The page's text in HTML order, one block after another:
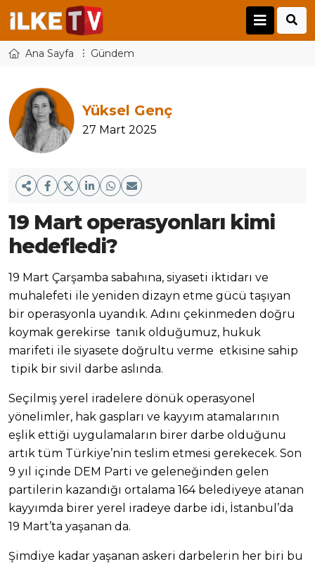
Ana Sayfa Gündem
Yüksel Genç
27 Mart 2025
19 Mart operasyonları kimi
hedefledi?
19 Mart Çarşamba sabahına, siyaseti iktidarı ve
muhalefeti ile yeniden dizayn etme gücü taşıyan
bir operasyonla uyandık. Adını çekinmeden doğru
koymak gerekirse tanık olduğumuz, hukuk
marifeti ile siyasete doğrultu verme etkisine sahip
tipik bir sivil darbe aslında.
Seçilmiş yerel iradelere dönük operasyonel
yönelimler, hak gaspları ve kayyım atamalarının
eşlik ettiği uygulamaların birer darbe olduğunu
artık tüm Türkiye’nin teslim etmesi gerekecek. Son
9 yıl içinde DEM Parti ve geleneğinden gelen
partilerin kazandığı ortalama 164 belediyeye atanan
kayyımda birer yerel iradeye darbe idi, İstanbul’da
19 Mart’ta yaşanan da.
Şimdiye kadar yaşanan askeri darbelerin her biri bu